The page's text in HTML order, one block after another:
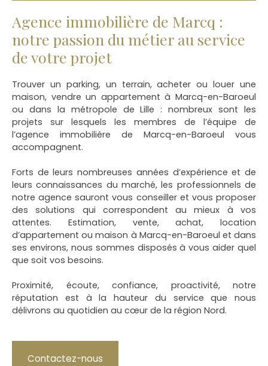
Agence immobilière de Marcq :
notre passion du métier au service
de votre projet
Trouver un parking, un terrain, acheter ou louer une
maison, vendre un appartement à Marcq-en-Baroeul
ou dans la métropole de Lille: nombreux sont les
projets sur lesquels les membres de l’équipe de
l’agence immobilière de Marcq-en-Baroeul vous
accompagnent.
Forts de leurs nombreuses années d’expérience et de
leurs connaissances du marché, les professionnels de
notre agence sauront vous conseiller et vous proposer
des solutions qui correspondent au mieux à vos
attentes. Estimation, vente, achat, location
d’appartement ou maison à Marcq-en-Baroeul et dans
ses environs, nous sommes disposés à vous aider quel
que soit vos besoins.
Proximité, écoute, confiance, proactivité, notre
réputation est à la hauteur du service que nous
délivrons au quotidien au cœur de la région Nord.
Contactez-nous